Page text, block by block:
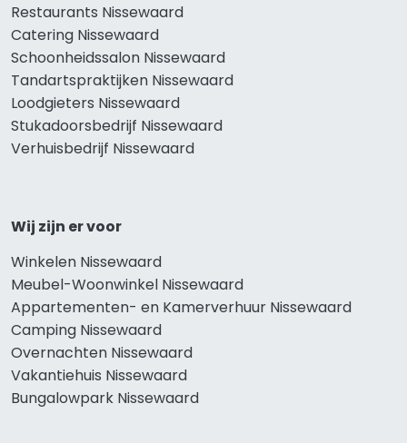
Restaurants Nissewaard
Catering Nissewaard
Schoonheidssalon Nissewaard
Tandartspraktijken Nissewaard
Loodgieters Nissewaard
Stukadoorsbedrijf Nissewaard
Verhuisbedrijf Nissewaard
Wij zijn er voor
Winkelen Nissewaard
Meubel-Woonwinkel Nissewaard
Appartementen- en Kamerverhuur Nissewaard
Camping Nissewaard
Overnachten Nissewaard
Vakantiehuis Nissewaard
Bungalowpark Nissewaard